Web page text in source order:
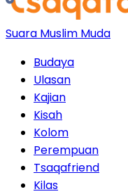
Suara Muslim Muda
Budaya
Ulasan
Kajian
Kisah
Kolom
Perempuan
Tsaqafriend
Kilas